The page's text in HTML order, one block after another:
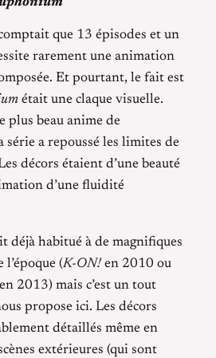
que 13 épisodes et un
rarement une animation
Et pourtant, le fait est
était une claque visuelle.
plus beau anime de
a repoussé les limites de
décors étaient d’une beauté
d’une fluidité
déjà habitué à de magnifiques
(K-ON! en 2010 ou
en 2013) mais c’est un tout
propose ici. Les décors
détaillés même en
extérieures (qui sont